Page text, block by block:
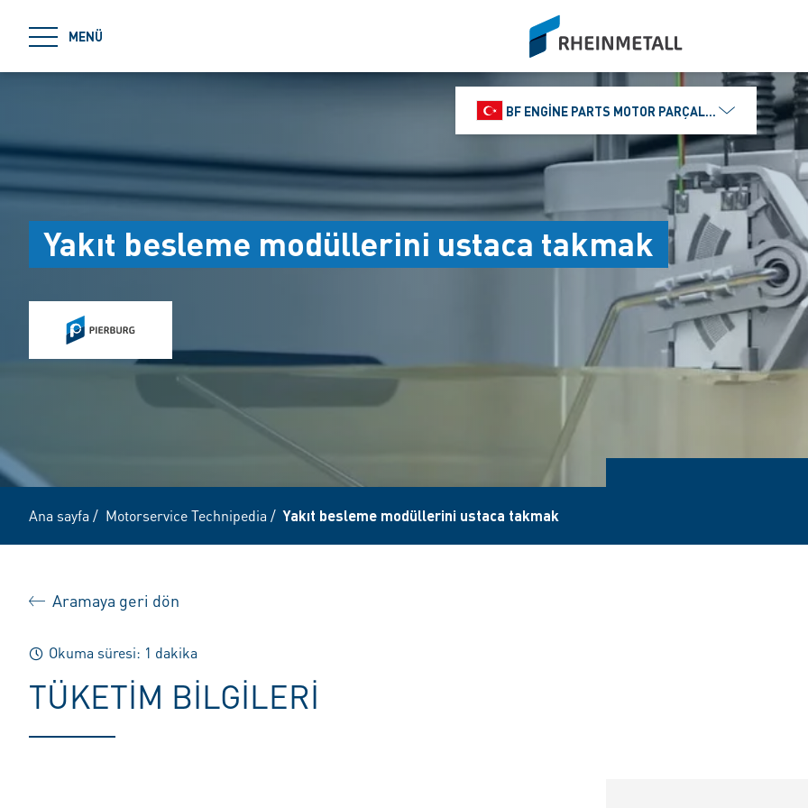
MENÜ
siteLogo
BF ENGINE PARTS MOTOR PARÇALARI DIŞ TIC.
Yakıt besleme modüllerini ustaca takmak
Ana sayfa / Motorservice Technipedia / Yakıt besleme modüllerini ustaca takmak
Aramaya geri dön
Okuma süresi: 1 dakika
TÜKETIM BILGILERI